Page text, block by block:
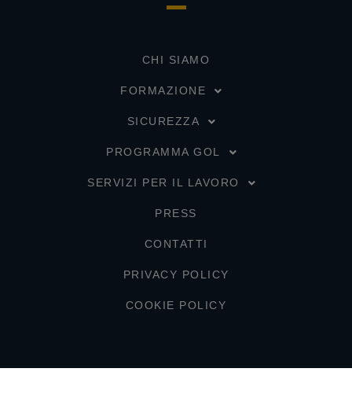
CHI SIAMO
FORMAZIONE
SICUREZZA
PROGRAMMA GOL
SERVIZI PER IL LAVORO
PRESS
CONTATTI
PRIVACY POLICY
COOKIE POLICY